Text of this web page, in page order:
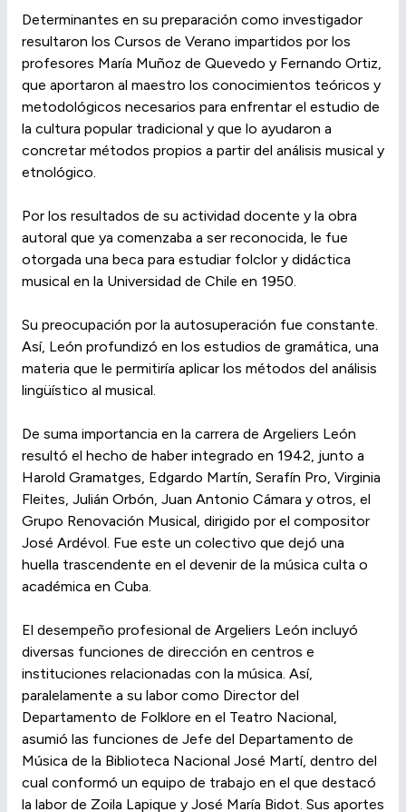
Determinantes en su preparación como investigador
resultaron los Cursos de Verano impartidos por los
profesores María Muñoz de Quevedo y Fernando Ortiz,
que aportaron al maestro los conocimientos teóricos y
metodológicos necesarios para enfrentar el estudio de
la cultura popular tradicional y que lo ayudaron a
concretar métodos propios a partir del análisis musical y
etnológico.
Por los resultados de su actividad docente y la obra
autoral que ya comenzaba a ser reconocida, le fue
otorgada una beca para estudiar folclor y didáctica
musical en la Universidad de Chile en 1950.
Su preocupación por la autosuperación fue constante.
Así, León profundizó en los estudios de gramática, una
materia que le permitiría aplicar los métodos del análisis
lingüístico al musical.
De suma importancia en la carrera de Argeliers León
resultó el hecho de haber integrado en 1942, junto a
Harold Gramatges, Edgardo Martín, Serafín Pro, Virginia
Fleites, Julián Orbón, Juan Antonio Cámara y otros, el
Grupo Renovación Musical, dirigido por el compositor
José Ardévol. Fue este un colectivo que dejó una
huella trascendente en el devenir de la música culta o
académica en Cuba.
El desempeño profesional de Argeliers León incluyó
diversas funciones de dirección en centros e
instituciones relacionadas con la música. Así,
paralelamente a su labor como Director del
Departamento de Folklore en el Teatro Nacional,
asumió las funciones de Jefe del Departamento de
Música de la Biblioteca Nacional José Martí, dentro del
cual conformó un equipo de trabajo en el que destacó
la labor de Zoila Lapique y José María Bidot. Sus aportes